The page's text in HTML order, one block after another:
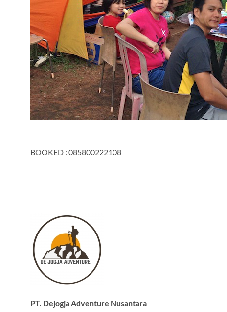
BOOKED : 085800222108
PT. Dejogja Adventure Nusantara